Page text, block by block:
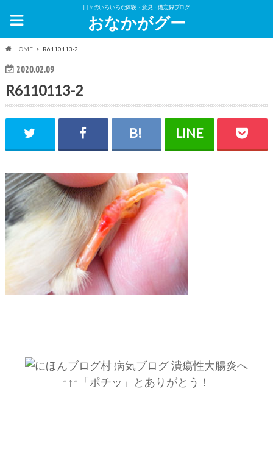
日々のいろいろな体験・意見・備忘録ブログ
おなかがグー
HOME R6110113-2
2020.02.09
R6110113-2
↑↑↑「ポチッ」とありがとう！